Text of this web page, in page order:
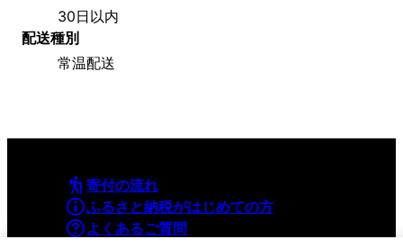
30日以内
配送種別
常温配送
寄付の流れ
ふるさと納税がはじめての方
よくあるご質問